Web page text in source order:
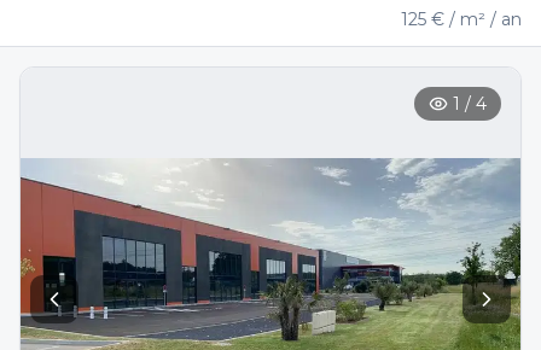
125 € / m² / an
1 / 4